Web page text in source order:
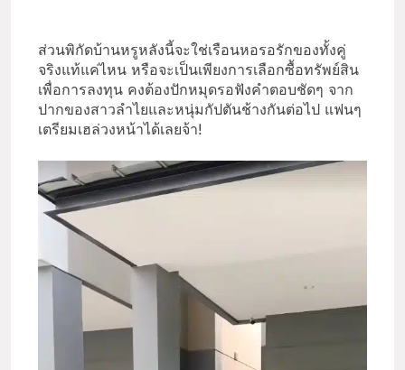
ส่วนพิกัดบ้านหรูหลังนี้จะใช่เรือนหอรอรักของทั้งคู่
จริงแท้แค่ไหน หรือจะเป็นเพียงการเลือกซื้อทรัพย์สิน
เพื่อการลงทุน คงต้องปักหมุดรอฟังคำตอบชัดๆ จาก
ปากของสาวลำไยและหนุ่มกัปตันช้างกันต่อไป แฟนๆ
เตรียมเฮล่วงหน้าได้เลยจ้า!